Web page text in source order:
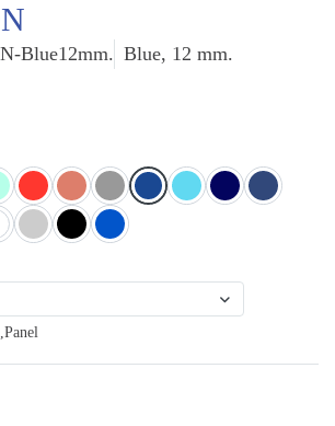
Blue12mm. Blue, 12 mm.
,Panel